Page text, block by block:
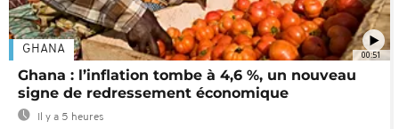
00:51
GHANA
Ghana : l’inflation tombe à 4,6 %, un nouveau
signe de redressement économique
Il y a 5 heures